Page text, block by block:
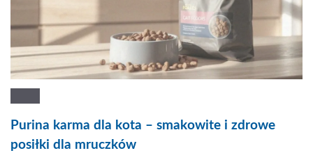
Purina karma dla kota – smakowite i zdrowe
posiłki dla mruczków